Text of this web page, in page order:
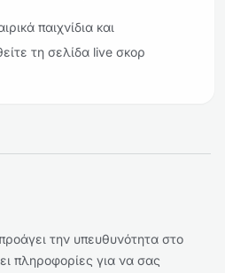
παιχνίδια και
τη σελίδα live σκορ
την υπευθυνότητα στο
πληροφορίες για να σας